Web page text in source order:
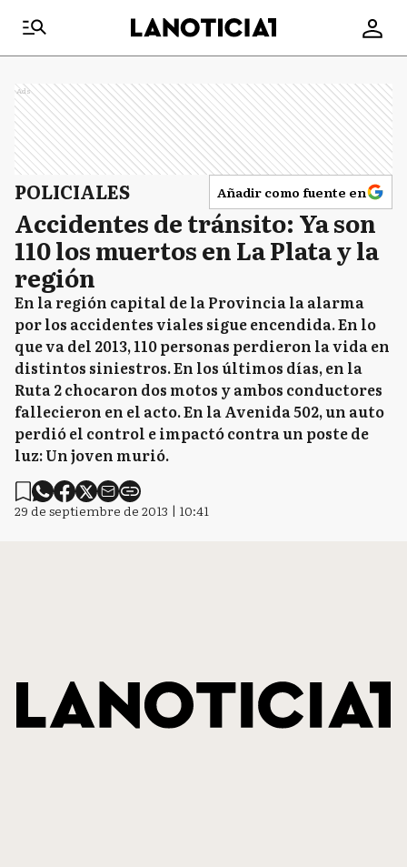
Ads
POLICIALES Añadir como fuente en
Accidentes de tránsito: Ya son
110 los muertos en La Plata y la
región
En la región capital de la Provincia la alarma
por los accidentes viales sigue encendida. En lo
que va del 2013, 110 personas perdieron la vida en
distintos siniestros. En los últimos días, en la
Ruta 2 chocaron dos motos y ambos conductores
fallecieron en el acto. En la Avenida 502, un auto
perdió el control e impactó contra un poste de
luz: Un joven murió.
29 de septiembre de 2013 | 10:41